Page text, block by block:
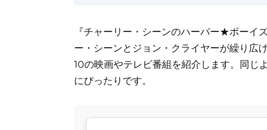
『チャーリー・シーンのハーパー★ボーイ
ー・シーンとジョン・クライヤーが繰り広
10の映画やテレビ番組を紹介します。同じ
にぴったりです。